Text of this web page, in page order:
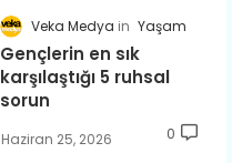
Veka Medya Yaşam
Gençlerin en sık
karşılaştığı 5 ruhsal
sorun
Haziran 25, 2026 0